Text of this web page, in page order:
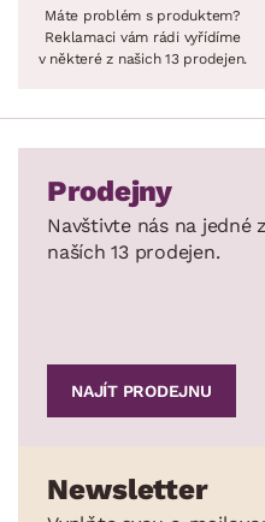
Máte problém s produktem?
Reklamaci vám rádi vyřídíme
v některé z našich 13 prodejen.
Prodejny
Navštivte nás na jedné z
naších 13 prodejen.
NAJÍT PRODEJNU
Newsletter